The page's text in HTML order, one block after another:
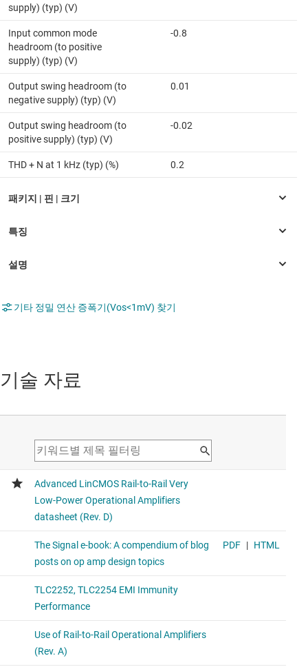
supply) (typ) (V)
Input common mode
headroom (to positive
supply) (typ) (V)
-0.8
Output swing headroom (to
negative supply) (typ) (V)
0.01
Output swing headroom (to
positive supply) (typ) (V)
-0.02
THD + N at 1 kHz (typ) (%) 0.2
기타 정밀 연산 증폭기(Vos<1mV) 찾기
기술 자료